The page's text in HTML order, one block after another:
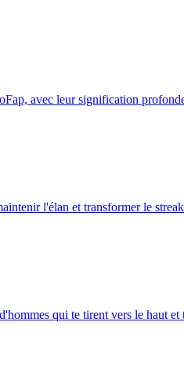
avec leur signification
l'élan et transformer le
qui te tirent vers le haut et